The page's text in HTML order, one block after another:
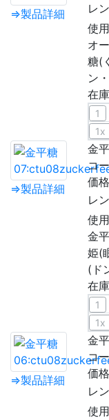
⇒製品詳細
レ
使
オ
糖(
ン
在
1
1x
⇒製品詳細
金
コ
価格
レ
使
金
姫(
(ド
在
1
1x
⇒製品詳細
金
コ
価格
レ
使